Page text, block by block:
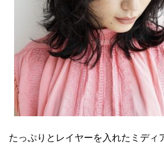
たっぷりとレイヤーを入れたミディ